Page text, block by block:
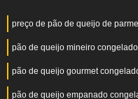
preço de pão de queijo de
pão de queijo mineiro
pão de queijo gourmet
pão de queijo empanado